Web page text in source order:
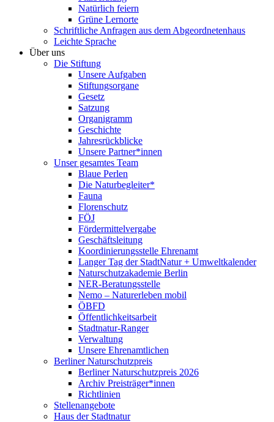
Natürlich feiern
Grüne Lernorte
Schriftliche Anfragen aus dem Abgeordnetenhaus
Leichte Sprache
Über uns
Die Stiftung
Unsere Aufgaben
Stiftungsorgane
Gesetz
Satzung
Organigramm
Geschichte
Jahresrückblicke
Unsere Partner*innen
Unser gesamtes Team
Blaue Perlen
Die Naturbegleiter*
Fauna
Florenschutz
FÖJ
Fördermittelvergabe
Geschäftsleitung
Koordinierungsstelle Ehrenamt
Langer Tag der StadtNatur + Umweltkalender
Naturschutzakademie Berlin
NER-Beratungsstelle
Nemo – Naturerleben mobil
ÖBFD
Öffentlichkeitsarbeit
Stadtnatur-Ranger
Verwaltung
Unsere Ehrenamtlichen
Berliner Naturschutzpreis
Berliner Naturschutzpreis 2026
Archiv Preisträger*innen
Richtlinien
Stellenangebote
Haus der Stadtnatur